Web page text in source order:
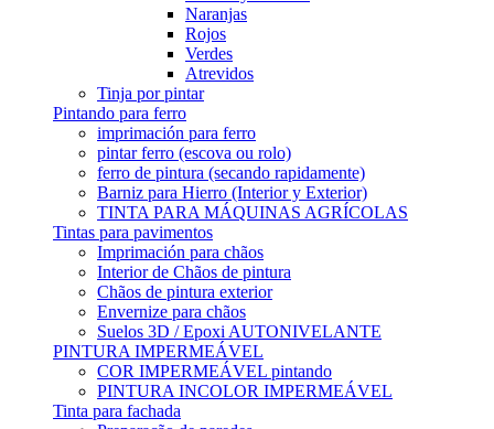
Naranjas
Rojos
Verdes
Atrevidos
Tinja por pintar
Pintando para ferro
imprimación para ferro
pintar ferro (escova ou rolo)
ferro de pintura (secando rapidamente)
Barniz para Hierro (Interior y Exterior)
TINTA PARA MÁQUINAS AGRÍCOLAS
Tintas para pavimentos
Imprimación para chãos
Interior de Chãos de pintura
Chãos de pintura exterior
Envernize para chãos
Suelos 3D / Epoxi AUTONIVELANTE
PINTURA IMPERMEÁVEL
COR IMPERMEÁVEL pintando
PINTURA INCOLOR IMPERMEÁVEL
Tinta para fachada